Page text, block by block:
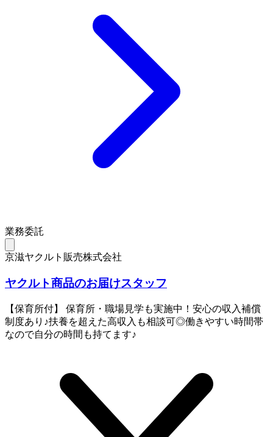
業務委託
京滋ヤクルト販売株式会社
ヤクルト商品のお届けスタッフ
【保育所付】 保育所・職場見学も実施中！安心の収入補償
制度あり♪扶養を超えた高収入も相談可◎働きやすい時間帯
なので自分の時間も持てます♪